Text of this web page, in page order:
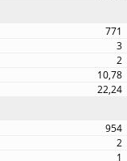
771
3
2
10,78
22,24
954
2
1